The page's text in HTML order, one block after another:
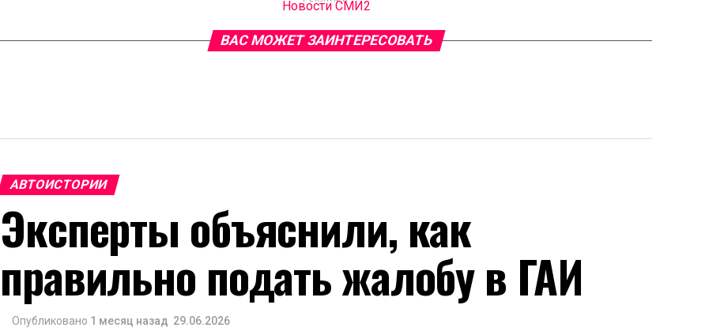
Новости СМИ2
ВАС МОЖЕТ ЗАИНТЕРЕСОВАТЬ
АВТОИСТОРИИ
Эксперты объяснили, как
правильно подать жалобу в ГАИ
Опубликовано 1 месяц назад 29.06.2026